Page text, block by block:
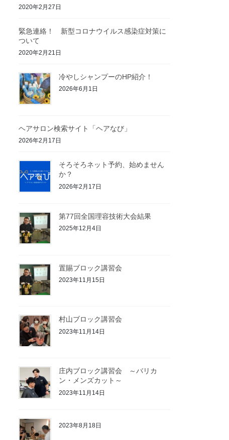
2020年2月27日
緊急連絡！ 新型コロナウイルス感染症対策に
ついて
2020年2月21日
冷やしシャンプーのHP紹介！
2026年6月1日
ヘアサロン検索サイト「ヘアなび」
2026年2月17日
そろそろネット予約、始めません
か？
2026年2月17日
第77回全国理容技術大会結果
2025年12月4日
置賜ブロック講習会
2023年11月15日
村山ブロック講習会
2023年11月14日
庄内ブロック講習会 ～バリカ
ン・メンズカット～
2023年11月14日
2023年8月18日